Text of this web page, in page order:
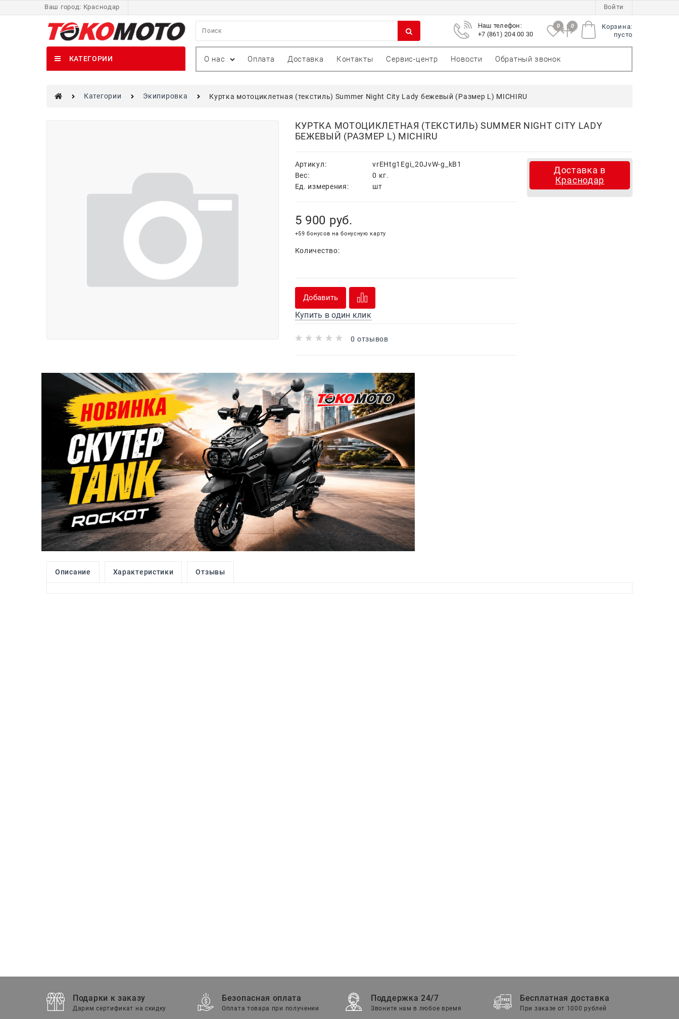
Ваш город: Краснодар Войти
Корзина:
пусто
0 0
Наш телефон:
+7 (861) 204 00 30
КАТЕГОРИИ О нас Оплата Доставка Контакты Сервис-центр Новости Обратный звонок
Категории Экипировка Куртка мотоциклетная (текстиль) Summer Night City Lady бежевый (Размер L) MICHIRU
КУРТКА МОТОЦИКЛЕТНАЯ (ТЕКСТИЛЬ) SUMMER NIGHT CITY LADY
БЕЖЕВЫЙ (РАЗМЕР L) MICHIRU
Артикул:
vrEHtg1Egi_20JvW-g_kB1
Вес:
0 кг.
Ед. измерения:
шт
5 900 руб.
+59 бонусов на бонусную карту
Количество:
Добавить
Купить в один клик
0 отзывов
Доставка в
Краснодар
Описание Характеристики Отзывы
Подарки к заказу
Дарим сертификат на скидку
Безопасная оплата
Оплата товара при получении
Поддержка 24/7
Звоните нам в любое время
Бесплатная доставка
При заказе от 1000 рублей